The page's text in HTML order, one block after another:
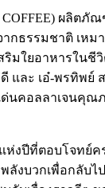
ผลิ
ธรรมชาติ เห
มใยอาหารใน
และ เอ๋-พรทิพ
คอลลาเจนคุณ
แห่งปีที่ตอบโจ
บวกเพื่อกลับไ